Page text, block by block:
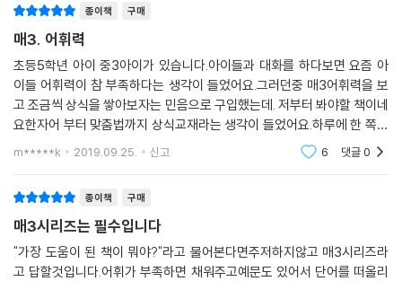
종이책 구매
매3. 어휘력
초등5학년 아이 중3아이가 있습니다.아이들과 대화를 하다보면 요즘 아
이들 어휘력이 참 부족하다는 생각이 들었어요.그러던중 매3어휘력을 보
고 조금씩 상식을 쌓아보자는 민음으로 구입했는데. 저부터 봐야할 책이네
요한자어 부터 맞춤법까지 상식교재라는 생각이 들었어요.하루에 한 쪽씩
부담없이 학습하기에도 좋고독서훈련편은 정말 유익합니다. 독서력 향상
m*****k 2019.09.25. 신고 6 댓글0
종이책 구매
매3시리즈는 필수입니다
"가장 도움이 된 책이 뭐야?"라고 물어본다면주저하지않고 매3시리즈라
고 답할것입니다.어휘가 부족하면 채워주고예문도 있어서 단어를 떠올리